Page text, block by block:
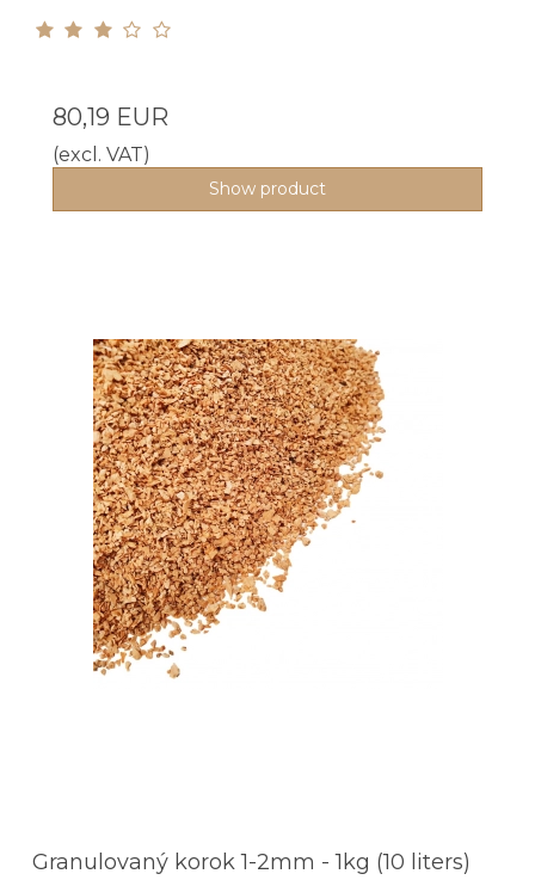
80,19 EUR
(excl. VAT)
Show product
Granulovaný korok 1-2mm - 1kg (10 liters)